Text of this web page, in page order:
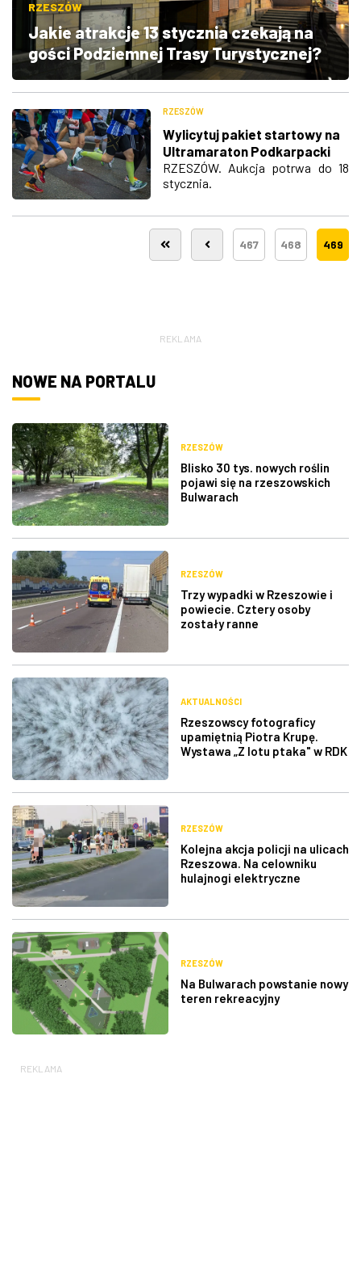
ZDJĘCIA
W RZESZOWIE
RZESZÓW
Jakie atrakcje 13 stycznia czekają na
gości Podziemnej Trasy Turystycznej?
RZESZÓW
Wylicytuj pakiet startowy na
Ultramaraton Podkarpacki
RZESZÓW. Aukcja potrwa do 18
stycznia.
467 468 469
REKLAMA
NOWE NA PORTALU
RZESZÓW
Blisko 30 tys. nowych roślin
pojawi się na rzeszowskich
Bulwarach
RZESZÓW
Trzy wypadki w Rzeszowie i
powiecie. Cztery osoby
zostały ranne
AKTUALNOŚCI
Rzeszowscy fotograficy
upamiętnią Piotra Krupę.
Wystawa „Z lotu ptaka" w RDK
RZESZÓW
Kolejna akcja policji na ulicach
Rzeszowa. Na celowniku
hulajnogi elektryczne
RZESZÓW
Na Bulwarach powstanie nowy
teren rekreacyjny
REKLAMA